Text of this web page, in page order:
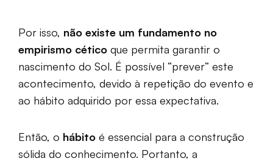
Por isso, não existe um fundamento no
empirismo cético que permita garantir o
nascimento do Sol. É possível “prever” este
acontecimento, devido à repetição do evento e
ao hábito adquirido por essa expectativa.
Então, o hábito é essencial para a construção
sólida do conhecimento. Portanto, a